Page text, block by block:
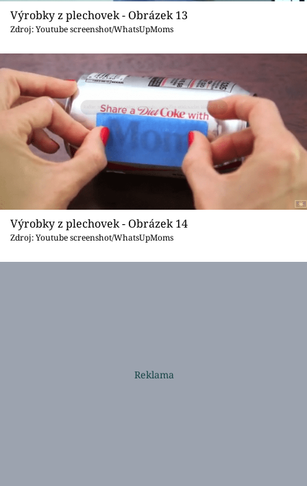
Výrobky z plechovek - Obrázek 13
Zdroj: Youtube screenshot/WhatsUpMoms
Výrobky z plechovek - Obrázek 14
Zdroj: Youtube screenshot/WhatsUpMoms